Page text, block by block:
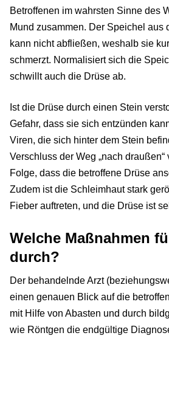
Betroffenen im wahrsten Sinne des
Mund zusammen. Der Speichel aus
kann nicht abfließen, weshalb sie
schmerzt. Normalisiert sich die
schwillt auch die Drüse ab.
Ist die Drüse durch einen Stein
Gefahr, dass sie sich entzünden
Viren, die sich hinter dem Stein
Verschluss der Weg „nach
Folge, dass die betroffene Drüse
Zudem ist die Schleimhaut stark
Fieber auftreten, und die Drüse ist
Welche Maßnahmen
durch?
Der behandelnde Arzt
einen genauen Blick auf die
mit Hilfe von Abasten und durch
wie Röntgen die endgültige